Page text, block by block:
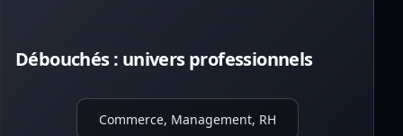
Débouchés : univers professionnels
Commerce, Management, RH